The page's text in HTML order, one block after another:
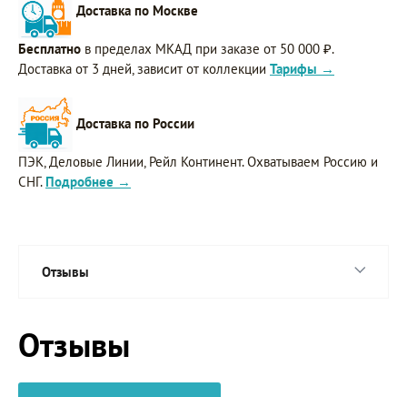
Доставка по Москве
Бесплатно в пределах МКАД при заказе от 50 000 ₽.
Доставка от 3 дней, зависит от коллекции Тарифы →
Доставка по России
ПЭК, Деловые Линии, Рейл Континент. Охватываем Россию и
СНГ. Подробнее →
Отзывы
Отзывы